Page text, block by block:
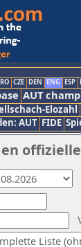
CZE DEN ENG ESP
AUT
Elozahl
AUT FIDE